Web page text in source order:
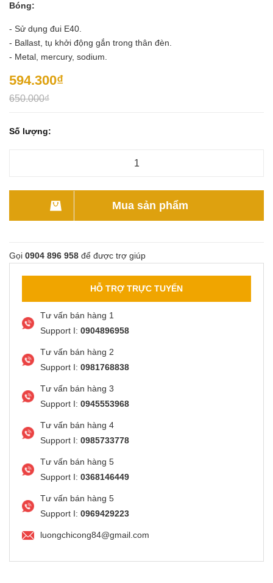
Bóng:
- Sử dụng đui E40.
- Ballast, tụ khởi động gắn trong thân đèn.
- Metal, mercury, sodium.
594.300₫
650.000₫
Số lượng:
Mua sản phẩm
Gọi 0904 896 958 để được trợ giúp
HỖ TRỢ TRỰC TUYẾN
Tư vấn bán hàng 1
Support I: 0904896958
Tư vấn bán hàng 2
Support I: 0981768838
Tư vấn bán hàng 3
Support I: 0945553968
Tư vấn bán hàng 4
Support I: 0985733778
Tư vấn bán hàng 5
Support I: 0368146449
Tư vấn bán hàng 5
Support I: 0969429223
luongchicong84@gmail.com